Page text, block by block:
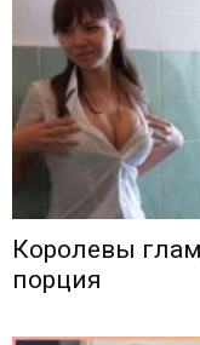
Королевы
порция